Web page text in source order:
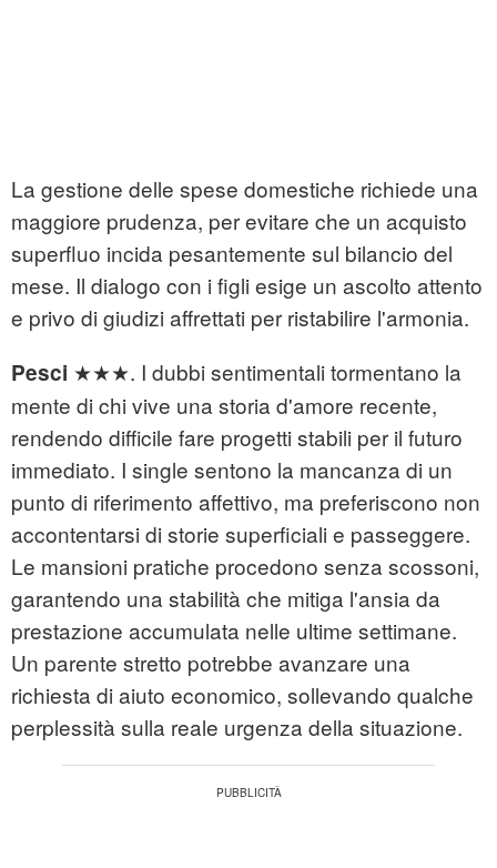
La gestione delle spese domestiche richiede una
maggiore prudenza, per evitare che un acquisto
superfluo incida pesantemente sul bilancio del
mese. Il dialogo con i figli esige un ascolto attento
e privo di giudizi affrettati per ristabilire l'armonia.
Pesci ★★★. I dubbi sentimentali tormentano la
mente di chi vive una storia d'amore recente,
rendendo difficile fare progetti stabili per il futuro
immediato. I single sentono la mancanza di un
punto di riferimento affettivo, ma preferiscono non
accontentarsi di storie superficiali e passeggere.
Le mansioni pratiche procedono senza scossoni,
garantendo una stabilità che mitiga l'ansia da
prestazione accumulata nelle ultime settimane.
Un parente stretto potrebbe avanzare una
richiesta di aiuto economico, sollevando qualche
perplessità sulla reale urgenza della situazione.